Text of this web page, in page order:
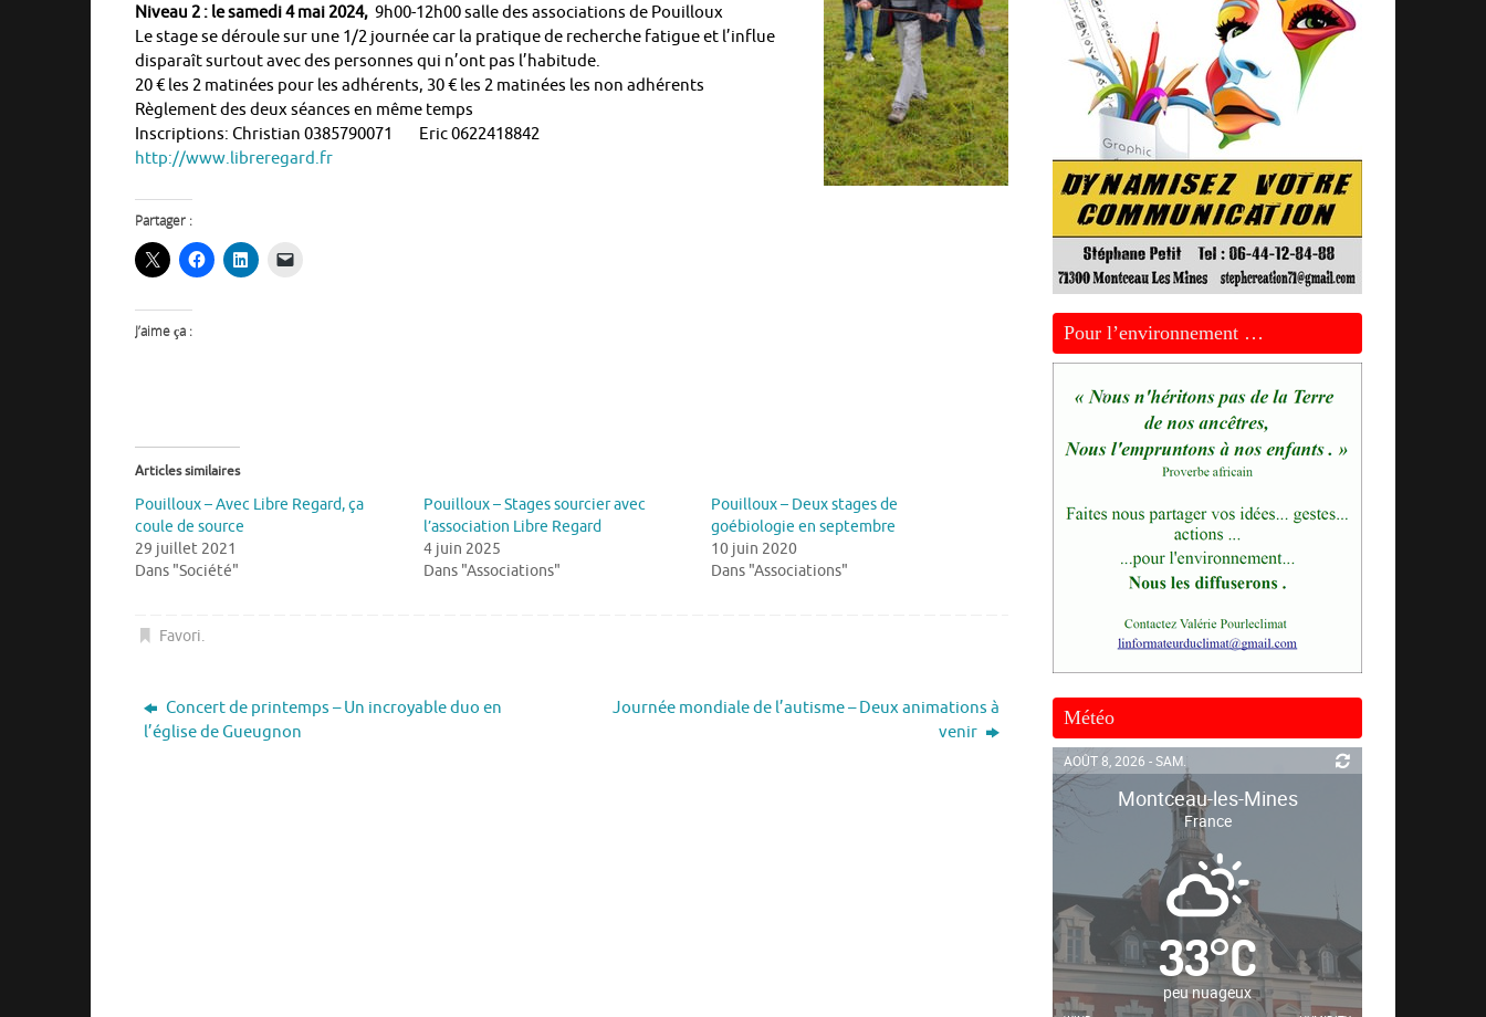
Niveau 2 : le samedi 4 mai 2024, 9h00-12h00 salle des associations de Pouilloux
Le stage se déroule sur une 1/2 journée car la pratique de recherche fatigue et l’influe
disparaît surtout avec des personnes qui n’ont pas l’habitude.
20 € les 2 matinées pour les adhérents, 30 € les 2 matinées les non adhérents
Règlement des deux séances en même temps
Inscriptions: Christian 0385790071 Eric 0622418842
http://www.libreregard.fr
Partager :
J’aime ça :
Articles similaires
Pouilloux – Avec Libre Regard, ça
coule de source
29 juillet 2021
Dans "Société"
Pouilloux – Stages sourcier avec
l’association Libre Regard
4 juin 2025
Dans "Associations"
Pouilloux – Deux stages de
goébiologie en septembre
10 juin 2020
Dans "Associations"
Favori.
Concert de printemps – Un incroyable duo en
l’église de Gueugnon
Journée mondiale de l’autisme – Deux animations à
venir
Pour l’environnement …
Météo
AOÛT 8, 2026 - SAM.
Montceau-les-Mines
France
33°C
peu nuageux